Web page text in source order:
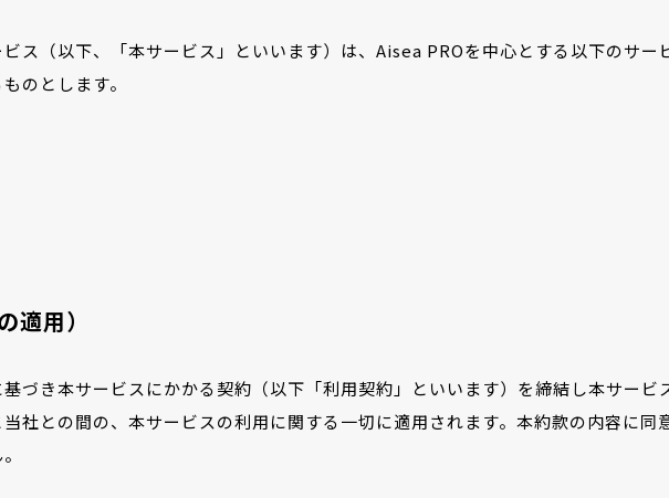
ビス（以下、「本サービス」といいます）は、Aisea PROを中心とする以下のサ
のとします。
適用）
づき本サービスにかかる契約（以下「利用契約」といいます）を締結し本サービ
社との間の、本サービスの利用に関する一切に適用されます。本約款の内容に同